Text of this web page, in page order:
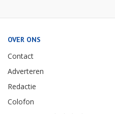
OVER ONS
Contact
Adverteren
Redactie
Colofon